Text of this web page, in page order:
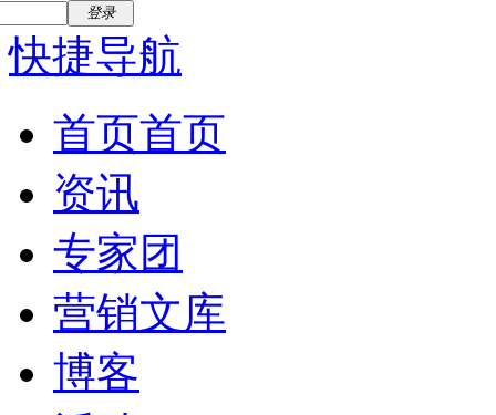
登录
快捷导航
首页首页
资讯
专家团
营销文库
博客